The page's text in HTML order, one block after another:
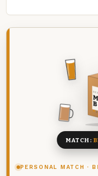
PERSONAL MATCH ·
8
MATCH: